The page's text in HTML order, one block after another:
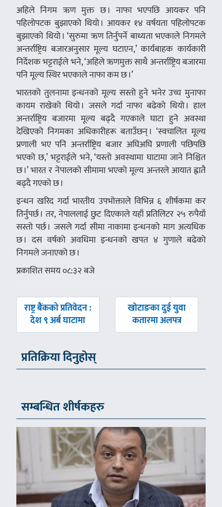
अहिले निगम ऋण मुक्त छ । नाफा भएपछि आयकर पनि
पहिलोपटक बुझाएको थियो । आयकर १४ वर्षयता पहिलोपटक
बुझाएको थियो । ‘सुरुमा ऋण तिर्नुपर्ने बाध्यता भएकाले निगमले
अन्तर्राष्ट्रिय बजारअनुसार मूल्य घटाएन,’ कार्यबाहक कार्यकारी
निर्देशक भट्टराईले भने, ‘अहिले ऋणमुक्त साथै अन्तर्राष्ट्रिय बजारमा
पनि मूल्य स्थिर भएकाले नाफा कम छ ।’
भारतको तुलनामा इन्धनको मूल्य सस्तो हुने भनेर उच्च मुनाफा
कायम राखेको थियो । जसले गर्दा नाफा बढेको थियो । हाल
अन्तर्राष्ट्रिय बजारमा मूल्य बढ्दै गएकाले घाटा हुने अवस्था
देखिएको निगमका अधिकारीहरू बताउँछन् । ‘स्वचालित मूल्य
प्रणाली भए पनि अन्तर्राष्ट्रिय बजार अघिअघि प्रणाली पछिपछि
भएको छ,’ भट्टराईले भने, ‘यस्तो अवस्थामा घाटामा जाने निश्चित
छ ।’ भारत र नेपालको सीमामा भएको मूल्य अन्तरले आयात ह्वातै
बढ्दै गएको छ ।
इन्धन खरिद गर्दा भारतीय उपभोक्ताले विभिन्न ६ शीर्षकमा कर
तिर्नुपर्छ । तर, नेपाललाई छुट दिएकाले यहाँ प्रतिलिटर २५ रुपैयाँ
सस्तो पर्छ । जसले गर्दा सीमा नाकामा इन्धनको माग अत्यधिक
छ । दस वर्षको अवधिमा इन्धनको खपत ४ गुणाले बढेको
निगमले जनाएको छ ।
प्रकाशित समय ०८:३२ बजे
पछिल्लाे
राष्ट्र बैंकको प्रतिवेदन :
देश ९ अर्ब घाटामा
अघिल्लाे
खाेटाङका दुई युवा
कतारमा अलपत्र
प्रतिक्रिया दिनुहोस्
सम्बन्धित शीर्षकहरु